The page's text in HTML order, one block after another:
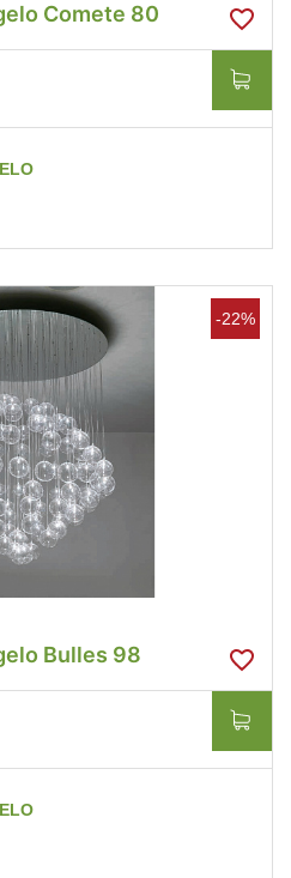
Comete 80
-22%
Bulles 98